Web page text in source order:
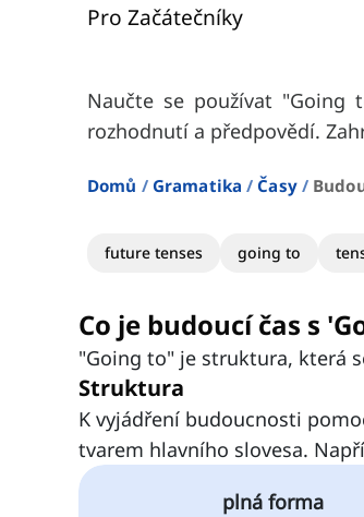
Pro Začátečníky
Naučte se používat "Going
rozhodnutí a předpovědí.
Domů Gramatika Časy
future tenses going to
Co je budoucí čas s
"Going to" je struktura, která
Struktura
K vyjádření budoucnosti
tvarem hlavního slovesa.
plná forma